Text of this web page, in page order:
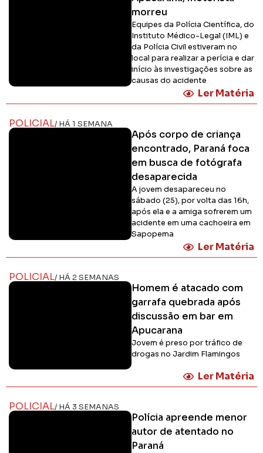
morreu
Equipes da Polícia Científica, do
Instituto Médico-Legal (IML) e
da Polícia Civil estiveram no
local para realizar a perícia e dar
início às investigações sobre as
causas do acidente
Ler Matéria
POLICIAL/ HÁ 1 SEMANA
Após corpo de criança
encontrado, Paraná foca
em busca de fotógrafa
desaparecida
A jovem desapareceu no
sábado (25), por volta das 16h,
após ela e a amiga sofrerem um
acidente em uma cachoeira em
Sapopema
Ler Matéria
POLICIAL/ HÁ 2 SEMANAS
Homem é atacado com
garrafa quebrada após
discussão em bar em
Apucarana
Jovem é preso por tráfico de
drogas no Jardim Flamingos
Ler Matéria
POLICIAL/ HÁ 3 SEMANAS
Polícia apreende menor
autor de atentado no
Paraná